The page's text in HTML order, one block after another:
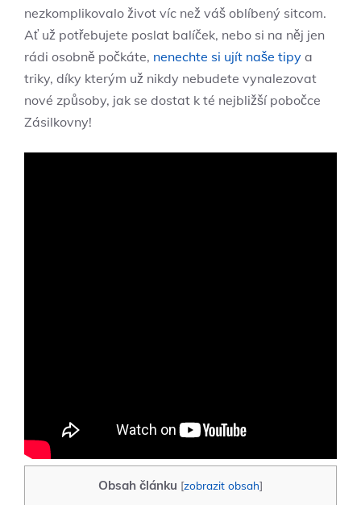
nezkomplikovalo život víc než váš oblíbený sitcom.
Ať už potřebujete poslat balíček, nebo si na něj jen
rádi osobně počkáte, nenechte si ujít naše tipy a
triky, díky kterým už nikdy nebudete vynalezovat
nové způsoby, jak se dostat k té nejbližší pobočce
Zásilkovny!
Obsah článku [zobrazit obsah]